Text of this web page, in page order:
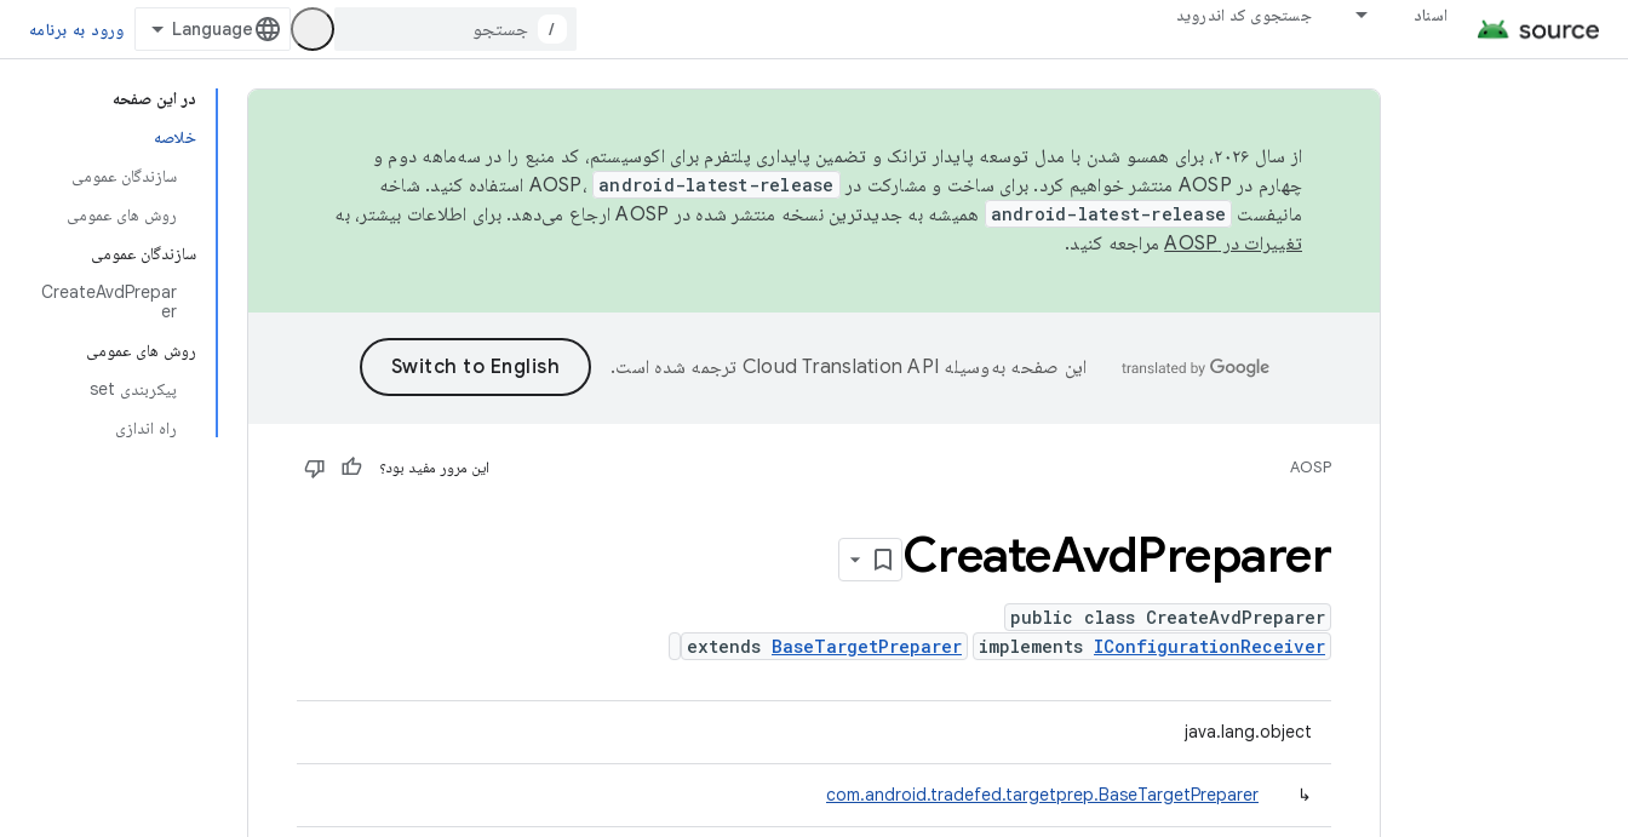
اسناد جستجوی کد اندروید
/ ورود به برنامه
در این صفحه
خلاصه
سازندگان عمومی
روش های عمومی
سازندگان عمومی
CreateAvdPrepar
er
روش های عمومی
پیکربندی set
راه اندازی
از سال ۲۰۲۶، برای همسو شدن با مدل توسعه پایدار ترانک و تضمین پایداری پلتفرم برای اکوسیستم، کد منبع را در سه‌ماهه دوم و
چهارم در AOSP منتشر خواهیم کرد. برای ساخت و مشارکت در AOSP،
android-latest-release
استفاده کنید. شاخه
مانیفست android-latest-release
همیشه به جدیدترین نسخه منتشر شده در AOSP ارجاع می‌دهد. برای اطلاعات بیشتر، به
تغییرات در AOSP
مراجعه کنید.
این صفحه به‌وسیله ترجمه شده است.
AOSP این مرور مفید بود؟
CreateAvdPreparer
public class CreateAvdPreparer
extends BaseTargetPreparer implements IConfigurationReceiver
java.lang.object
↳
com.android.tradefed.targetprep.BaseTargetPreparer